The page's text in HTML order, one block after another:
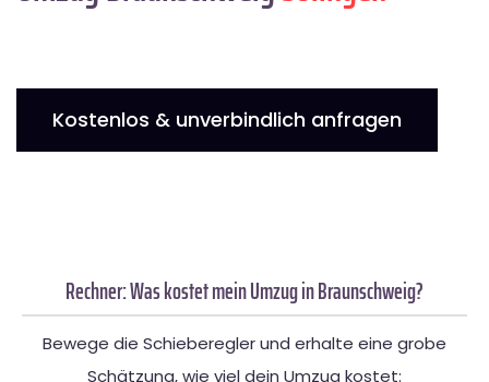
Kostenlos & unverbindlich anfragen
Rechner: Was kostet mein Umzug in Braunschweig?
Bewege die Schieberegler und erhalte eine grobe
Schätzung, wie viel dein Umzug kostet: